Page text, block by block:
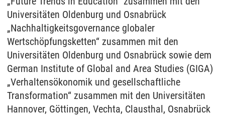
Universitäten Oldenburg und Osnabrück
„Nachhaltigkeitsgovernance globaler
Wertschöpfungsketten“ zusammen mit den
Universitäten Oldenburg und Osnabrück sowie dem
German Institute of Global and Area Studies (GIGA)
„Verhaltensökonomik und gesellschaftliche
Transformation“ zusammen mit den Universitäten
Hannover, Göttingen, Vechta, Clausthal, Osnabrück